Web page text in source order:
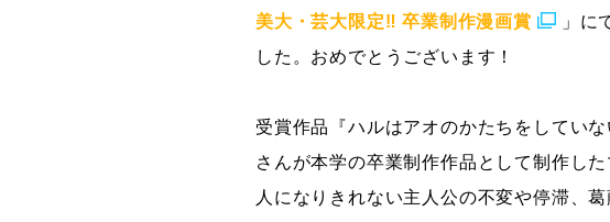
美大・芸大限定‼ 卒業制作漫画賞
」に
した。おめでとうございます！
受賞作品『ハルはアオのかたちをしてい
さんが本学の卒業制作作品として制作し
人になりきれない主人公の不変や停滞、